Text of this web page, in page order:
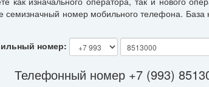
семизначный номер мобильного телефона.
номер:
Телефонный номер +7 (993)